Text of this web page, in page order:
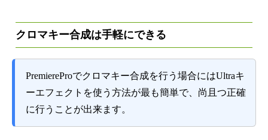
クロマキー合成は手軽にできる
PremiereProでクロマキー合成を行う場合にはUltraキ
ーエフェクトを使う方法が最も簡単で、尚且つ正確
に行うことが出来ます。